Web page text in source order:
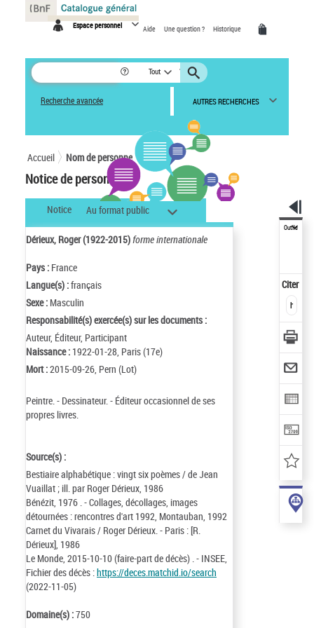
Espace personnel Aide Une question ? Historique
Tout
Recherche avancée AUTRES RECHERCHES
Accueil Nom de personne
Notice de personne
Notice Au format public
Dérieux, Roger (1922-2015)forme internationale
Pays : France
Langue(s) :français
Sexe : Masculin
Responsabilité(s) exercée(s) sur les documents :
Auteur, Éditeur, Participant
Naissance : 1922-01-28, Paris (17e)
Mort :2015-09-26, Pern (Lot)
Peintre. - Dessinateur. - Éditeur occasionnel de ses
propres livres.
Source(s) :
Bestiaire alphabétique : vingt six poèmes / de Jean
Vuaillat ; ill. par Roger Dérieux, 1986
Bénézit, 1976 . - Collages, décollages, images
détournées : rencontres d'art 1992, Montauban, 1992
Carnet du Vivarais / Roger Dérieux. - Paris : [R.
Dérieux], 1986
Le Monde, 2015-10-10 (faire-part de décès) . - INSEE,
Fichier des décès :https://deces.matchid.io/search
(2022-11-05)
Domaine(s) :750
Outils
Citer
Panneau de gestion des cookies